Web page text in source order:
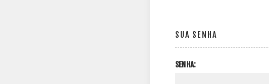
SUA SENHA
SENHA: